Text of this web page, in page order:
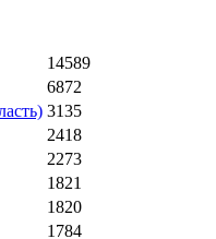
14589
6872
3135
2418
2273
1821
1820
1784